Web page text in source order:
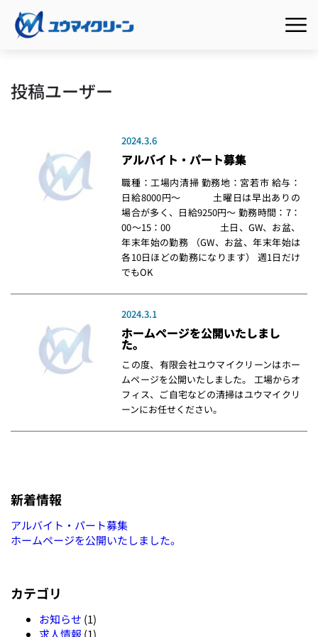
投稿ユーザー
2024.3.6
アルバイト・パート募集
職種：工場内清掃 勤務地：宮若市 給与：
日給8000円～ 土曜日は早出ありの
場合が多く、日給9250円～ 勤務時間：7：
00～15：00 土日、GW、お盆、
年末年始の勤務 （GW、お盆、年末年始は
各10日ほどの勤務になります） 週1日だけ
でもOK
2024.3.1
ホームページを公開いたしまし
た。
この度、有限会社ユウマイクリーンはホー
ムページを公開いたしました。 工場からオ
フィス、ご自宅などの清掃はユウマイクリ
ーンにお任せください。
新着情報
アルバイト・パート募集
ホームページを公開いたしました。
カテゴリ
お知らせ (1)
求人情報 (1)